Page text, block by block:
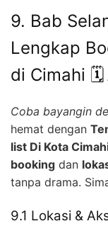
9. Bab
Lengkap
di Cimahi
Coba bayangin
hemat dengan
list Di Kota
booking dan
tanpa drama.
9.1 Lokasi &